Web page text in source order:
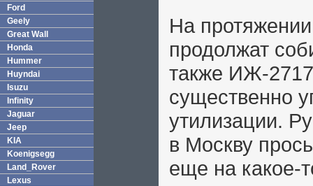
Ford
Geely
Great Wall
Honda
Hummer
Huyndai
Isuzu
Infinity
Jaguar
Jeep
KIA
Koenigsegg
Land_Rover
Lexus
На
продолжат
также ИЖ-
существенно
утилизации.
в Москву
еще на какое-